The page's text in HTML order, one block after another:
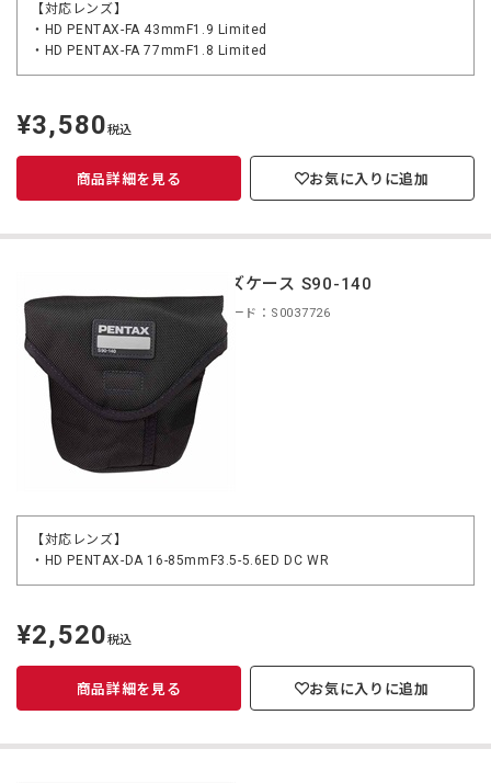
【対応レンズ】
・HD PENTAX-FA 43mmF1.9 Limited
・HD PENTAX-FA 77mmF1.8 Limited
定
価
¥3,580税込
商品詳細を見る お気に入りに追加
レンズケース S90-140
商品コード：S0037726
【対応レンズ】
・HD PENTAX-DA 16-85mmF3.5-5.6ED DC WR
定
価
¥2,520税込
商品詳細を見る お気に入りに追加